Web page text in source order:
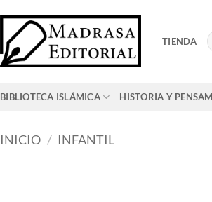
TIENDA
BIBLIOTECA ISLÁMICA HISTORIA Y
INICIO / INFANTIL